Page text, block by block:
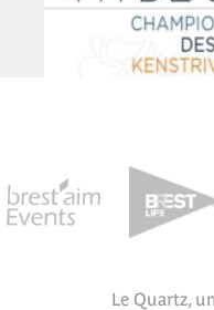
Le Quartz,